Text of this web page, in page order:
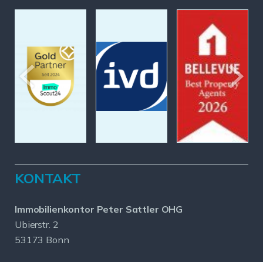
KONTAKT
Immobilienkontor Peter Sattler OHG
Ubierstr. 2
53173 Bonn